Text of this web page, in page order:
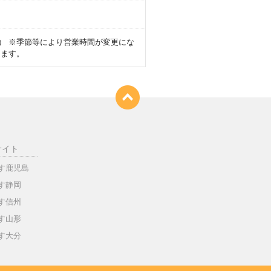
※季節等により営業時間が変更にな
す。
ト
鹿児島
静岡
信州
山形
大分